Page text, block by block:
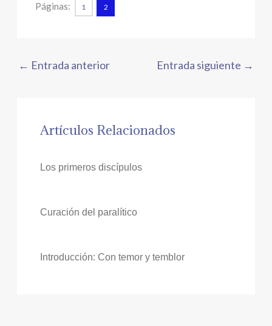
Páginas: 1 2
← Entrada anterior Entrada siguiente →
Artículos Relacionados
Los primeros discípulos
Curación del paralítico
Introducción: Con temor y temblor